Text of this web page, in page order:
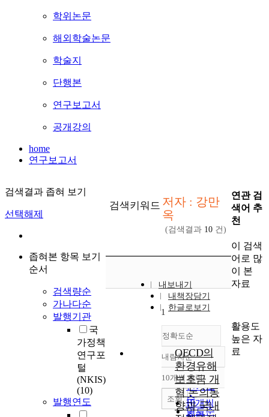
학위논문
해외학술논문
학술지
단행본
연구보고서
공개강의
home
연구보고서
검색결과 좁혀 보기
선택해제
좁혀본 항목 보기
순서
검색량순
가나다순
발행기관
국
가정책
연구포
털
(NKIS)
(10)
발행연도
검색키워드 저자 : 강만
옥
(검색결과 10 건)
내보내기
내책장담기
한글로보기
정확도순
정확도
순
인기도
순
연도순
내림차순
내림차순
10개씩 출력
10개씩
조회
1
OECD의
환경유해
보조금 개
혁 논의동
향과 국내
연관 검
색어 추
천
이 검색
어로 많
이 본
자료
활용도
높은 자
료